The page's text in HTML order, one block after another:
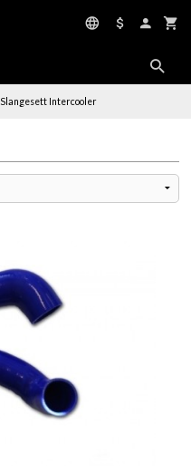
Slangesett Intercooler